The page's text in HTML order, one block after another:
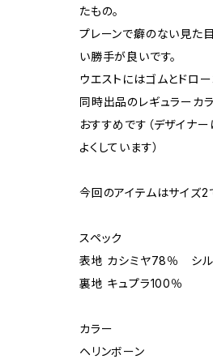
たもの。
プレーンで癖のない見た
い勝手が良いです。
ウエストにはゴムとドロ
同時出品のレギュラーカ
おすすめです（デザイナ
よくしています）
今回のアイテムはサイズ2
スペック
表地 カシミヤ78％ シ
裏地 キュプラ100％
カラー
ヘリンボーン